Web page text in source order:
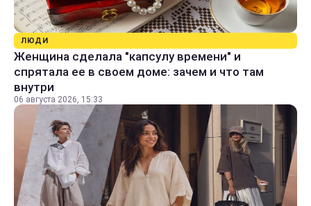
ЛЮДИ
Женщина сделала "капсулу времени" и
спрятала ее в своем доме: зачем и что там
внутри
06 августа 2026, 15:33